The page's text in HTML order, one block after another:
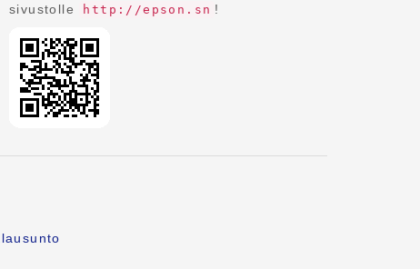
sivustolle
http://epson.sn !